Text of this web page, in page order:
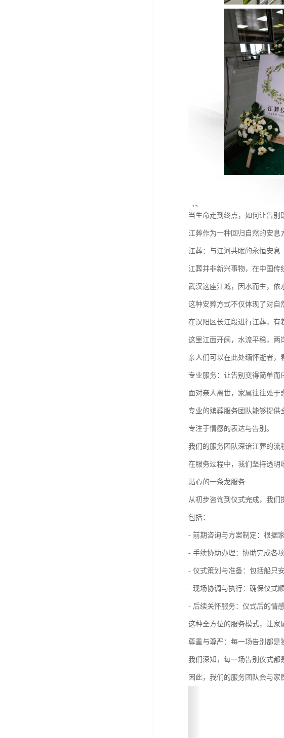
当生命走到终点，如何让告别
江葬作为一种回归自然的安息
江葬：与江河共眠的永恒安息
江葬并非新兴事物，在中国传
武汉这座江城，因水而生，依
这种安葬方式不仅体现了对自
在汉阳区长江段进行江葬，有
这里江面开阔，水流平稳，两
亲人们可以在此处缅怀逝者，
专业服务：让告别变得简单而
面对亲人离世，家属往往处于
专业的殡葬服务团队能够提供
专注于情感的表达与告别。
我们的服务团队深谙江葬的流
在服务过程中，我们坚持透明
贴心的一条龙服务
从初步咨询到仪式完成，我们
包括：
- 前期咨询与方案制定：根据
- 手续协助办理：协助完成各
- 仪式策划与准备：包括船只
- 现场协调与执行：确保仪式
- 后续关怀服务：仪式后的情
这种全方位的服务模式，让家
尊重与尊严：每一场告别都是
我们深知，每一场告别仪式都
因此，我们的服务团队会与家